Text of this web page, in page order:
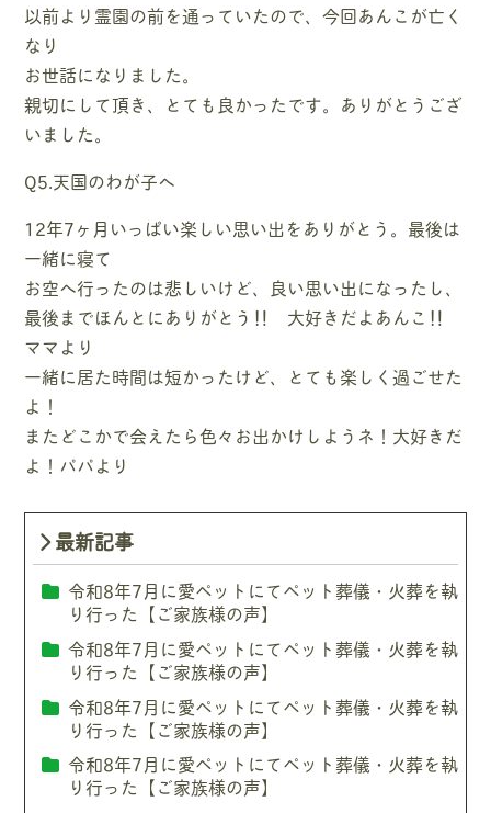
以前より霊園の前を通っていたので、今回あんこが亡く
なり
お世話になりました。
親切にして頂き、とても良かったです。ありがとうござ
いました。
Q5.天国のわが子へ
12年7ヶ月いっぱい楽しい思い出をありがとう。最後は
一緒に寝て
お空へ行ったのは悲しいけど、良い思い出になったし、
最後までほんとにありがとう‼ 大好きだよあんこ‼
ママより
一緒に居た時間は短かったけど、とても楽しく過ごせた
よ！
またどこかで会えたら色々お出かけしようネ！大好きだ
よ！パパより
最新記事
令和8年7月に愛ペットにてペット葬儀・火葬を執
り行った【ご家族様の声】
令和8年7月に愛ペットにてペット葬儀・火葬を執
り行った【ご家族様の声】
令和8年7月に愛ペットにてペット葬儀・火葬を執
り行った【ご家族様の声】
令和8年7月に愛ペットにてペット葬儀・火葬を執
り行った【ご家族様の声】